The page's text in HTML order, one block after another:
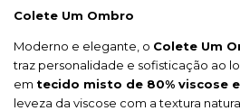
Colete Um Ombro
Moderno e elegante, o Colete Um
traz personalidade e sofisticação ao
em tecido misto de 80% viscose
leveza da viscose com a textura